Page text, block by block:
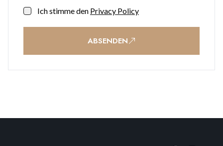
Ich stimme den Privacy Policy
ABSENDEN